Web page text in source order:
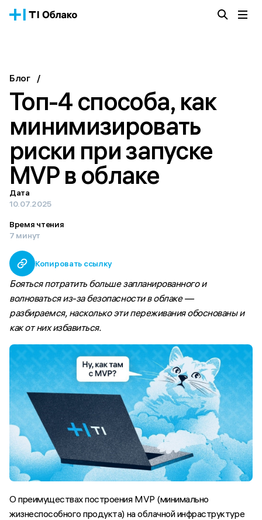
Истории успеха
Блог
Тарифы
Документация
Получить консультацию
Блог /
Топ-4 способа, как
минимизировать
риски при запуске
MVP в облаке
Дата
10.07.2025
Время чтения
7 минут
Копировать ссылку
Бояться потратить больше запланированного и
волноваться из-за безопасности в облаке —
разбираемся, насколько эти переживания обоснованы и
как от них избавиться.
О преимуществах построения MVP (минимально
жизнеспособного продукта) на облачной инфраструктуре